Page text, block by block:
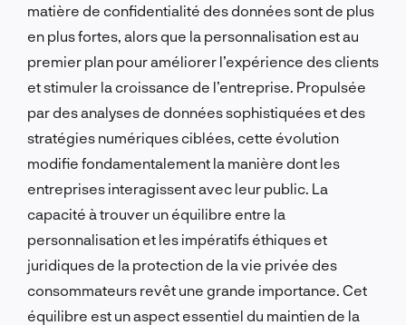
matière de confidentialité des données sont de plus
en plus fortes, alors que la personnalisation est au
premier plan pour améliorer l’expérience des clients
et stimuler la croissance de l’entreprise. Propulsée
par des analyses de données sophistiquées et des
stratégies numériques ciblées, cette évolution
modifie fondamentalement la manière dont les
entreprises interagissent avec leur public. La
capacité à trouver un équilibre entre la
personnalisation et les impératifs éthiques et
juridiques de la protection de la vie privée des
consommateurs revêt une grande importance. Cet
équilibre est un aspect essentiel du maintien de la